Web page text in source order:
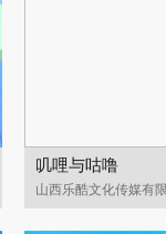
叽哩与咕噜
山西乐酷文化传媒有